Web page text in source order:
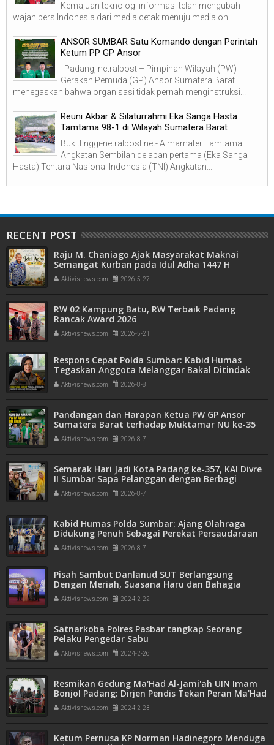
Kemajuan teknologi informasi telah mengubah
wajah pers Indonesia dari media cetak menuju media on...
ANSOR SUMBAR Satu Komando dengan Perintah
Ketum PP GP Ansor
Padang, netralpost – Pimpinan Wilayah (PW)
Gerakan Pemuda (GP) Ansor Sumatera Barat
menegaskan bahwa organisasi tidak pernah menginstruksi...
Reuni Akbar & Silaturrahmi Eka Sanga Hasta
Tamtama 98-1 di Wilayah Sumatera Barat
Bukittinggi-netralpost.net- Almamater Tamtama
Angkatan Sembilan delapan pertama (Eka Sanga
Hasta) Tentara Nasional Indonesia (TNI) Angkatan...
RECENT POST
Raju M. Chaniago Ajak Masyarakat Maknai
Semangat Kurban pada Idul Adha 1447 H
Aktivisnews.com 2026-5-27
RW 02 Kampung Batu, RW Terbaik Padang
Rancak Award 2026
Aktivisnews.com 2026-5-21
Respons Cepat Polda Sumbar: Kabid Humas
Tegaskan Anggota Melanggar Bakal Ditindak
Tegas
Aktivisnews.com 2026-8-8
Pandangan dan Harapan Ketua PW GP Ansor
Sumatera Barat terhadap Muktamar NU ke-35
Aktivisnews.com 2026-8-7
Semarak Hari Jadi Kota Padang ke-357, KAI Divre
II Sumbar Sapa Pelanggan dengan Berbagi
Apresiasi di Stasiun Padang
Aktivisnews.com 2026-8-7
Kabid Humas Polda Sumbar: Ajang Olahraga
Didukung Penuh Sebagai Perekat Persaudaraan
dan Kamtibmas
Aktivisnews.com 2026-8-7
Pisah Sambut Danlanud SUT Berlangsung
Dengan Meriah, Suasana Haru dan Bahagia
Mengisi Momen
Aktivisnews.com 2024-2-22
Satnarkoba Polres Pasbar tangkap Seorang
Pelaku Pengedar Sabu
Aktivisnews.com 2024-2-26
Resmikan Gedung Ma'Had Al-Jami'ah UIN Imam
Bonjol Padang: Dirjen Pendis Tekan Peran Ma'Had
Dalam Pendidikan Islam
Aktivisnews.com 2024-2-23
Ketum Pernusa KP Norman Hadinegoro Menduga